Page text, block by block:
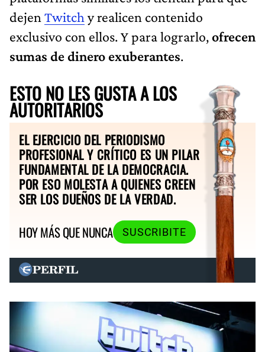
dejen Twitch y realicen contenido
exclusivo con ellos. Y para lograrlo,ofrecen
sumas de dinero exuberantes.
ESTO NO LES GUSTA A LOS
AUTORITARIOS
EL EJERCICIO DEL PERIODISMO
PROFESIONAL Y CRÍTICO ES UN PILAR
FUNDAMENTAL DE LA DEMOCRACIA.
POR ESO MOLESTA A QUIENES CREEN
SER LOS DUEÑOS DE LA VERDAD.
HOY MÁS QUE NUNCA
SUSCRIBITE